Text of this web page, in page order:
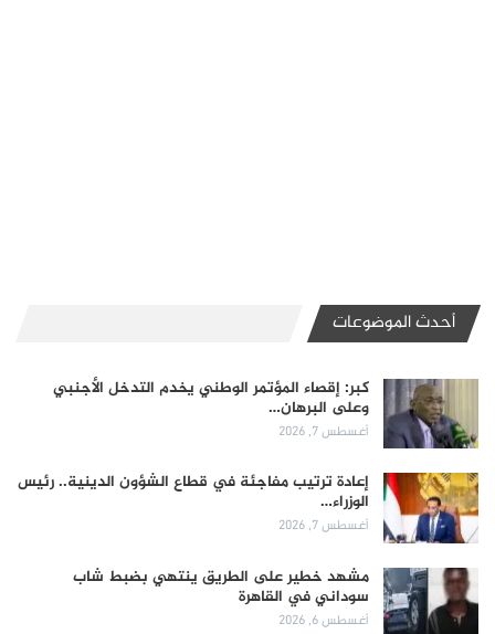
أحدث الموضوعات
كبر: إقصاء المؤتمر الوطني يخدم التدخل الأجنبي
وعلى البرهان…
أغسطس 7, 2026
إعادة ترتيب مفاجئة في قطاع الشؤون الدينية.. رئيس
الوزراء…
أغسطس 7, 2026
مشهد خطير على الطريق ينتهي بضبط شاب
سوداني في القاهرة
أغسطس 6, 2026